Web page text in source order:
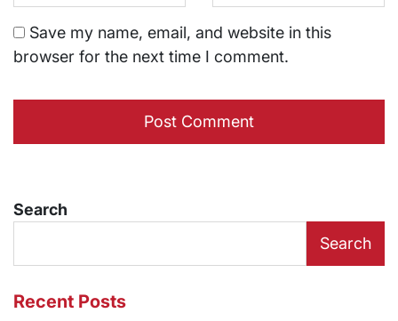
Save my name, email, and website in this
browser for the next time I comment.
Search
Search
Recent Posts